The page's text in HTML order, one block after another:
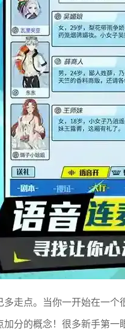
走点。当你一开始在一
分的概念！很多新手第